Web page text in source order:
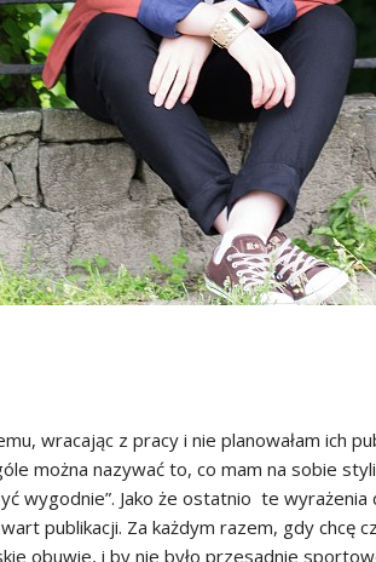
wracając z pracy i nie planowałam ich
można nazywać to, co mam na sobie
wygodnie”. Jako że ostatnio te
publikacji. Za każdym razem, gdy chcę
obuwie, i by nie było przesadnie